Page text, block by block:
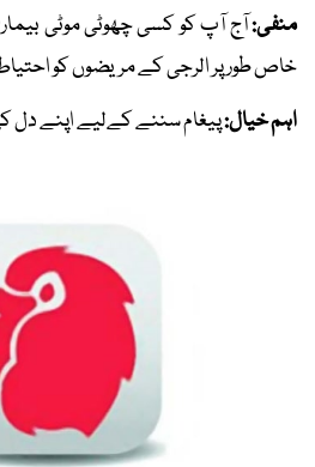
منفی:آج آپ کو کسی چھوٹی موٹی
خاص طور پر الرجی کے مریضوں کو
اہم خیال:پیغام سننے کےلیے اپنے دل کی